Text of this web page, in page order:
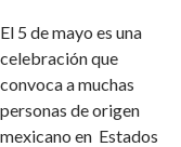
El 5 de mayo es una
celebración que
convoca a muchas
personas de origen
mexicano en Estados